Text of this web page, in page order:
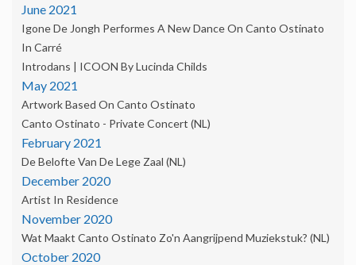
June 2021
Igone De Jongh Performes A New Dance On Canto Ostinato
In Carré
Introdans | ICOON By Lucinda Childs
May 2021
Artwork Based On Canto Ostinato
Canto Ostinato - Private Concert (NL)
February 2021
De Belofte Van De Lege Zaal (NL)
December 2020
Artist In Residence
November 2020
Wat Maakt Canto Ostinato Zo'n Aangrijpend Muziekstuk? (NL)
October 2020